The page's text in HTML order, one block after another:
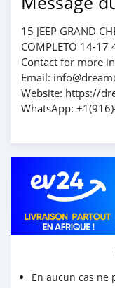
15 JEEP GRAND
COMPLETO 14-17
Contact for more
Email:
Website: https://
WhatsApp:
En aucun cas ne